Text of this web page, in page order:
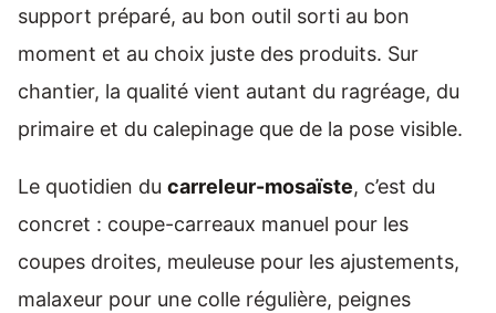
support préparé, au bon outil sorti au bon
moment et au choix juste des produits. Sur
chantier, la qualité vient autant du ragréage, du
primaire et du calepinage que de la pose visible.
Le quotidien du carreleur-mosaïste, c’est du
concret : coupe-carreaux manuel pour les
coupes droites, meuleuse pour les ajustements,
malaxeur pour une colle régulière, peignes